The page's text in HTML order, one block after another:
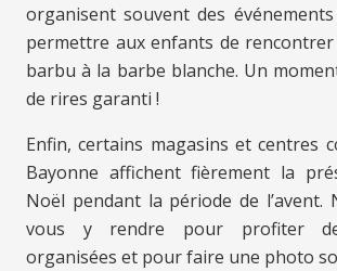
organisent souvent des
permettre aux enfants de
barbu à la barbe blanche. Un
de rires garanti !
Enfin, certains magasins et centres
Bayonne affichent fièrement la
Noël pendant la période de l’avent.
vous y rendre pour profiter
organisées et pour faire une photo